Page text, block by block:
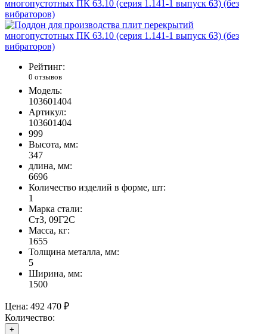
Рейтинг:
0 отзывов
Модель:
103601404
Артикул:
103601404
999
Высота, мм:
347
длина, мм:
6696
Количество изделий в форме, шт:
1
Марка стали:
Ст3, 09Г2С
Масса, кг:
1655
Толщина металла, мм:
5
Ширина, мм:
1500
Цена: 492 470 ₽
Количество:
+